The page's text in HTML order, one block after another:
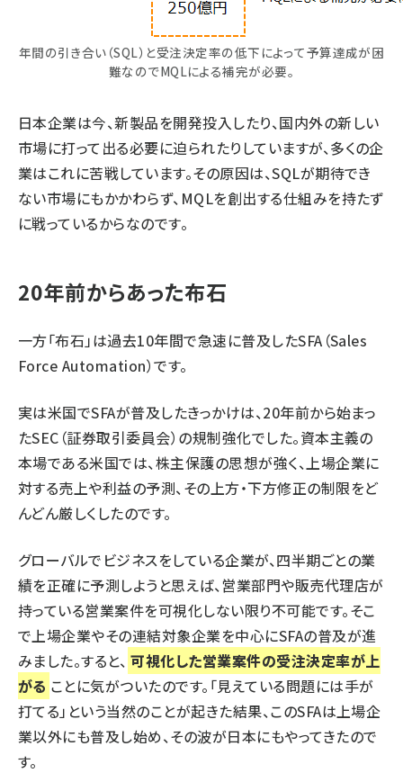
年間の引き合い（SQL）と受注決定率の低下によって予算達成が困
難なのでMQLによる補完が必要。
日本企業は今、新製品を開発投入したり、国内外の新しい
市場に打って出る必要に迫られたりしていますが、多くの企
業はこれに苦戦しています。その原因は、SQLが期待でき
ない市場にもかかわらず、MQLを創出する仕組みを持たず
に戦っているからなのです。
20年前からあった布石
一方「布石」は過去10年間で急速に普及したSFA（Sales
Force Automation）です。
実は米国でSFAが普及したきっかけは、20年前から始まっ
たSEC（証券取引委員会）の規制強化でした。資本主義の
本場である米国では、株主保護の思想が強く、上場企業に
対する売上や利益の予測、その上方・下方修正の制限をど
んどん厳しくしたのです。
グローバルでビジネスをしている企業が、四半期ごとの業
績を正確に予測しようと思えば、営業部門や販売代理店が
持っている営業案件を可視化しない限り不可能です。そこ
で上場企業やその連結対象企業を中心にSFAの普及が進
みました。すると、 可視化した営業案件の受注決定率が上
がる ことに気がついたのです。「見えている問題には手が
打てる」という当然のことが起きた結果、このSFAは上場企
業以外にも普及し始め、その波が日本にもやってきたので
す。